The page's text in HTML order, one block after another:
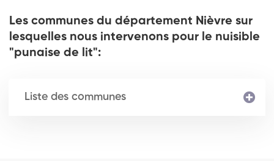
Les communes du département Nièvre sur
lesquelles nous intervenons pour le nuisible
"punaise de lit":
Liste des communes